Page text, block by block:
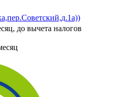
до вычета налогов